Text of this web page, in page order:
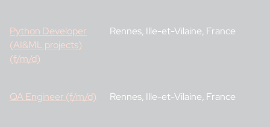
Python Developer
(AI&ML projects)
(f/m/d)
Rennes, Ille-et-Vilaine, France
QA Engineer (f/m/d) Rennes, Ille-et-Vilaine, France